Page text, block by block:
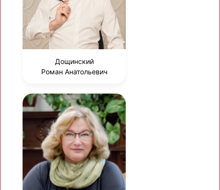
Дощинский
Роман Анатольевич